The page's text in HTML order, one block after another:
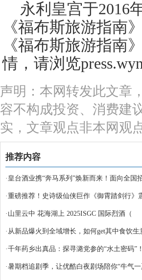
永利皇宫于2016
《福布斯旅游指南
《福布斯旅游指南
情，请浏览
声明：本网转发此文章
容不构成投资、消费建
实，文章观点非本网观
推荐内容
· 皇台酒业携“奔马系列”焕新而来！面向全国
·重磅推荐！史诗级仙侠巨作《御霄踏剑行》
· 山里云中 花海湖上 2025ISGC 国际烈酒（
· 从新品爆火到全域增长，如何get其中食饮生
·千年药乡出真品：探寻潞党参的“水土密码”！
·暑期档追剧季，让优酷白夜剧场陪你“牛气一